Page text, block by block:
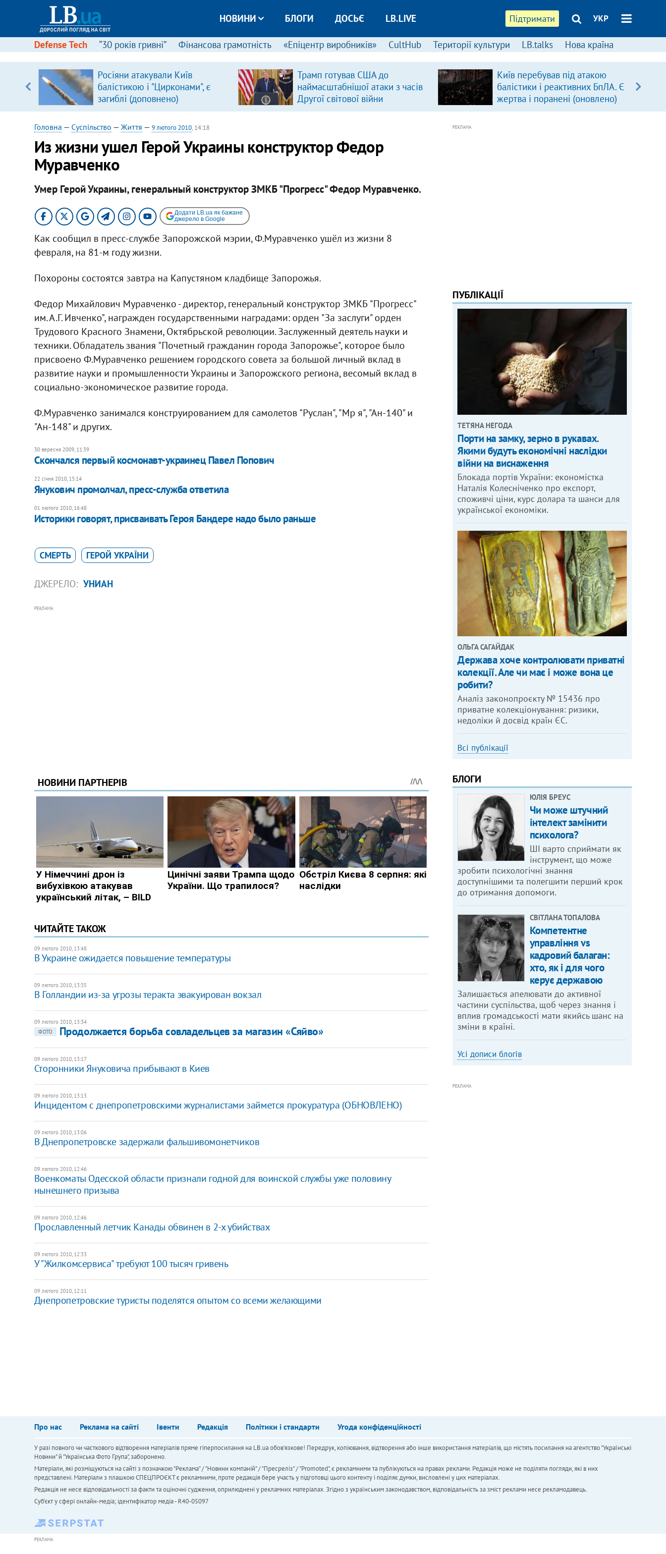
Підтримати УКР
НОВИНИ БЛОГИ ДОСЬЄ LB.LIVE
Defense Tech “30 років гривні” Фінансова грамотність «Епіцентр виробників» CultHub Території культури LB.talks Нова країна
Росіяни атакували Київ
балістикою і "Цирконами", є
загиблі (доповнено)
Трамп готував США до
наймасштабнішої атаки з часів
Другої світової війни
Київ перебував під атакою
балістики і реактивних БпЛА. Є
жертва і поранені (оновлено)
Головна — Суспільство — Життя — 9 лютого 2010, 14:18
Из жизни ушел Герой Украины конструктор Федор
Муравченко
Умер Герой Украины, генеральный конструктор ЗМКБ "Прогресс" Федор Муравченко.
Додати LB.ua як бажане
джерело в Google
Как сообщил в пресс-службе Запорожской мэрии, Ф.Муравченко ушёл из жизни 8
февраля, на 81-м году жизни.
Похороны состоятся завтра на Капустяном кладбище Запорожья.
Федор Михайлович Муравченко - директор, генеральный конструктор ЗМКБ "Прогресс"
им. А.Г. Ивченко", награжден государственными наградами: орден "За заслуги" орден
Трудового Красного Знамени, Октябрьской революции. Заслуженный деятель науки и
техники. Обладатель звания "Почетный гражданин города Запорожье", которое было
присвоено Ф.Муравченко решением городского совета за большой личный вклад в
развитие науки и промышленности Украины и Запорожского региона, весомый вклад в
социально-экономическое развитие города.
Ф.Муравченко занимался конструированием для самолетов "Руслан", "Мр я", "Ан-140" и
"Ан-148" и других.
30 вересня 2009, 11:39
Скончался первый космонавт-украинец Павел Попович
22 січня 2010, 15:14
Янукович промолчал, пресс-служба ответила
01 лютого 2010, 16:48
Историки говорят, присваивать Героя Бандере надо было раньше
СМЕРТЬ ГЕРОЙ УКРАЇНИ
ДЖЕРЕЛО: УНИАН
РЕКЛАМА
ЧИТАЙТЕ ТАКОЖ
09 лютого 2010, 13:48
В Украине ожидается повышение температуры
09 лютого 2010, 13:35
В Голландии из-за угрозы теракта эвакуирован вокзал
09 лютого 2010, 13:34
ФОТО
Продолжается борьба совладельцев за магазин «Сяйво»
09 лютого 2010, 13:17
Сторонники Януковича прибывают в Киев
09 лютого 2010, 13:13
Инцидентом с днепропетровскими журналистами займется прокуратура (ОБНОВЛЕНО)
09 лютого 2010, 13:06
В Днепропетровске задержали фальшивомонетчиков
09 лютого 2010, 12:46
Военкоматы Одесской области признали годной для воинской службы уже половину
нынешнего призыва
09 лютого 2010, 12:46
Прославленный летчик Канады обвинен в 2-х убийствах
09 лютого 2010, 12:33
У "Жилкомсервиса" требуют 100 тысяч гривень
09 лютого 2010, 12:11
Днепропетровские туристы поделятся опытом со всеми желающими
РЕКЛАМА
ПУБЛІКАЦІЇ
ТЕТЯНА НЕГОДА
Порти на замку, зерно в рукавах.
Якими будуть економічні наслідки
війни на виснаження
Блокада портів України: економістка
Наталія Колесніченко про експорт,
споживчі ціни, курс долара та шанси для
української економіки.
ОЛЬГА САГАЙДАК
Держава хоче контролювати приватні
колекції. Але чи має і може вона це
робити?
Аналіз законопроєкту № 15436 про
приватне колекціонування: ризики,
недоліки й досвід країн ЄС.
Всі публікації
БЛОГИ
ЮЛІЯ БРЕУС
Чи може штучний
інтелект замінити
психолога?
ШІ варто сприймати як
інструмент, що може
зробити психологічні знання
доступнішими та полегшити перший крок
до отримання допомоги.
СВІТЛАНА ТОПАЛОВА
Компетентне
управління vs
кадровий балаган:
хто, як і для чого
керує державою
Залишається апелювати до активної
частини суспільства, щоб через знання і
вплив громадськості мати якийсь шанс на
зміни в країні.
Усі дописи блогів
РЕКЛАМА
Про нас Реклама на сайті Івенти Редакція Політики і стандарти Угода конфіденційності
У разі повного чи часткового відтворення матеріалів пряме гіперпосилання на LB.ua обов'язкове! Передрук, копіювання, відтворення або інше використання матеріалів, що містять посилання на агентство "Українськi
Новини" й "Українська Фото Група", заборонено.
Матеріали, які розміщуються на сайті з позначкою "Реклама" / "Новини компаній" / "Пресреліз" / "Promoted", є рекламними та публікуються на правах реклами. Редакція може не поділяти погляди, які в них
представлені. Матеріали з плашкою СПЕЦПРОЄКТ є рекламними, проте редакція бере участь у підготовці цього контенту і поділяє думки, висловлені у цих матеріалах.
Редакція не несе відповідальності за факти та оціночні судження, оприлюднені у рекламних матеріалах. Згідно з українським законодавством, відповідальність за зміст реклами несе рекламодавець.
Cуб'єкт у сфері онлайн-медіа; ідентифікатор медіа - R40-05097
РЕКЛАМА